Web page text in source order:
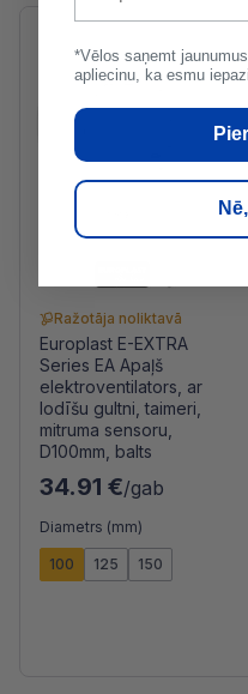
Ražotāja noliktavā
Europlast E-EXTRA
Series EA Apaļš
elektroventilators, ar
lodīšu gultni, taimeri,
mitruma sensoru,
D100mm, balts
34.91 €/gab
Diametrs (mm)
100 125 150
*Vēlos saņemt
apliecinu, ka esmu